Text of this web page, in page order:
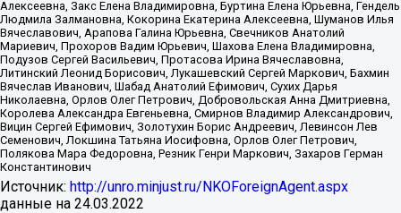
Алексеевна, Закс Елена Владимировна, Буртина Елена Юрьевна, Гендель
Людмила Залмановна, Кокорина Екатерина Алексеевна, Шуманов Илья
Вячеславович, Арапова Галина Юрьевна, Свечников Анатолий
Мариевич, Прохоров Вадим Юрьевич, Шахова Елена Владимировна,
Подузов Сергей Васильевич, Протасова Ирина Вячеславовна,
Литинский Леонид Борисович, Лукашевский Сергей Маркович, Бахмин
Вячеслав Иванович, Шабад Анатолий Ефимович, Сухих Дарья
Николаевна, Орлов Олег Петрович, Добровольская Анна Дмитриевна,
Королева Александра Евгеньевна, Смирнов Владимир Александрович,
Вицин Сергей Ефимович, Золотухин Борис Андреевич, Левинсон Лев
Семенович, Локшина Татьяна Иосифовна, Орлов Олег Петрович,
Полякова Мара Федоровна, Резник Генри Маркович, Захаров Герман
Константинович
Источник: http://unro.minjust.ru/NKOForeignAgent.aspx
данные на 24.03.2022